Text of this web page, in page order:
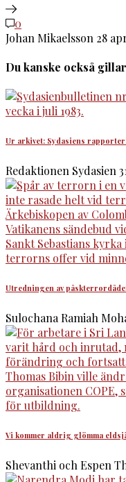
0
Johan Mikaelsson 28
Du kanske också gillar
Ur arkivet: Sydasiens
Redaktionen Sydasien
Utredningen av
Sulochana Ramiah
Vi kommer aldrig glömma
Shevanthi och Espen